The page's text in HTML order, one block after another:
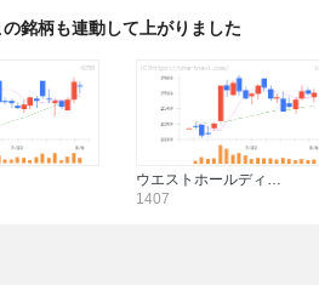
銘柄も連動して上がりました
ウエストホールディ…
1407